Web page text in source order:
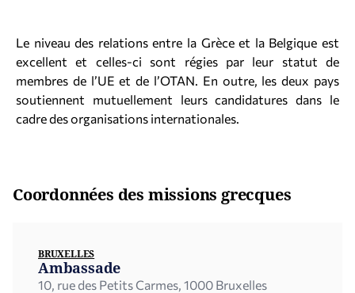
Le niveau des relations entre la Grèce et la Belgique est
excellent et celles-ci sont régies par leur statut de
membres de l’UE et de l’OTAN. En outre, les deux pays
soutiennent mutuellement leurs candidatures dans le
cadre des organisations internationales.
Coordonnées des missions grecques
BRUXELLES
Ambassade
10, rue des Petits Carmes, 1000 Bruxelles